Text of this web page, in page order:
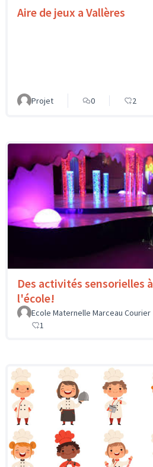
Aire de jeux a Vallères
Projet 0 2
Des activités sensorielles à
l'école!
Ecole Maternelle Marceau Courier
1